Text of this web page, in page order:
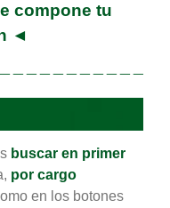
compone tu
◄
buscar en primer
por cargo
en los botones